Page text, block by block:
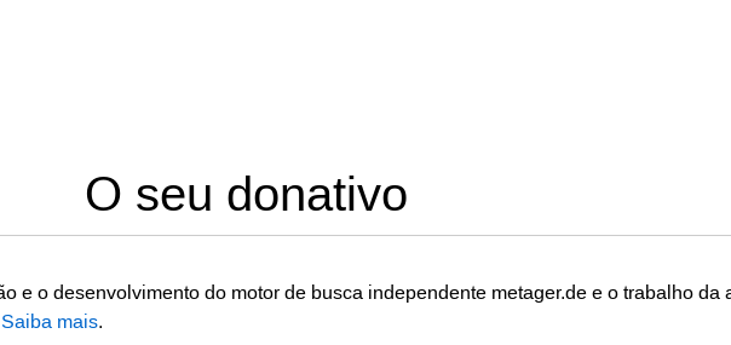
O seu donativo
e o desenvolvimento do motor de busca independente metager.de e o trabalho da
Saiba mais.